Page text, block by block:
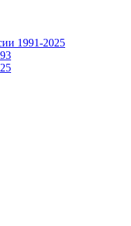
1991-2025